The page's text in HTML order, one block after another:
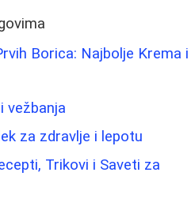
Borica: Najbolje Krema i
vežbanja
za zdravlje i lepotu
Trikovi i Saveti za